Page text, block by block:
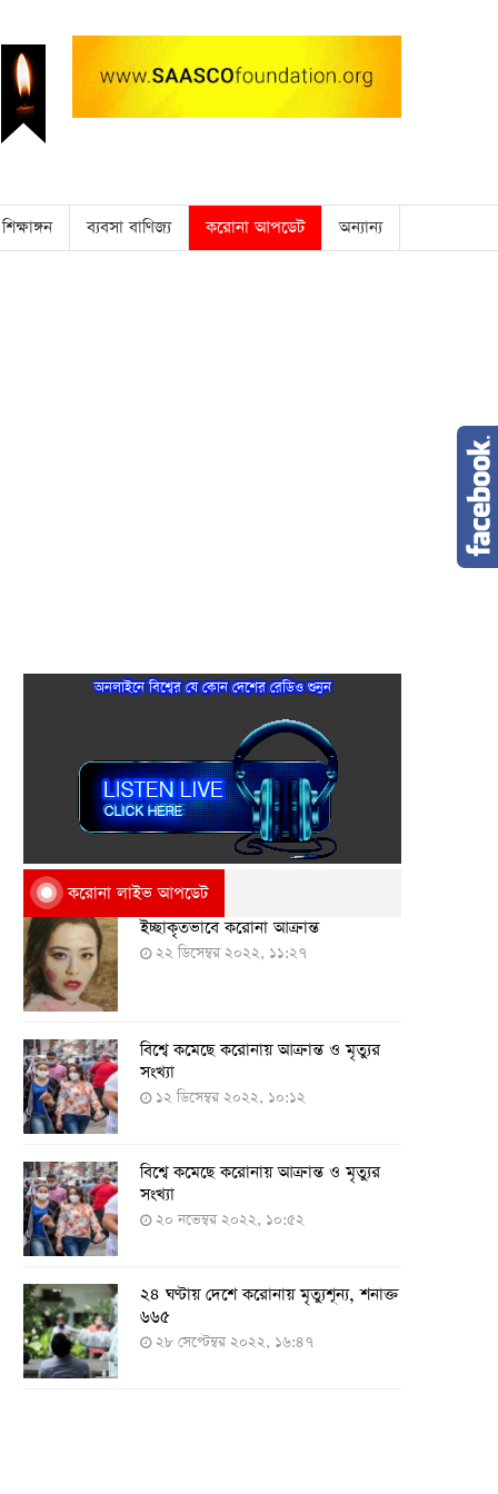
শিক্ষাঙ্গন ব্যবসা বাণিজ্য করোনা আপডেট অন্যান্য
অনলাইনে বিশ্বের যে কোন দেশের রেডিও শুনুন
করোনা লাইভ আপডেট
ইচ্ছাকৃতভাবে করোনা আক্রান্ত
২২ ডিসেম্বর ২০২২, ১১:২৭
বিশ্বে কমেছে করোনায় আক্রান্ত ও মৃত্যুর
সংখ্যা
১২ ডিসেম্বর ২০২২, ১০:১২
বিশ্বে কমেছে করোনায় আক্রান্ত ও মৃত্যুর
সংখ্যা
২০ নভেম্বর ২০২২, ১০:৫২
২৪ ঘণ্টায় দেশে করোনায় মৃত্যুশূন্য, শনাক্ত
৬৬৫
২৮ সেপ্টেম্বর ২০২২, ১৬:৪৭